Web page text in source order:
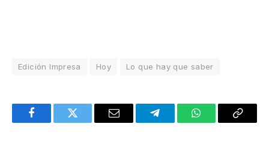
Edición Impresa Hoy Lo que hay que saber
FacebookTwitter Email TelegramWhatsAppCopy